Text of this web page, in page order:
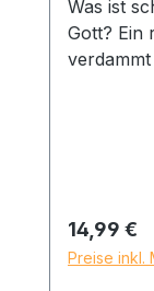
Was ist
Gott? Ein
tragischen
findet
Regulärer
14,99 €
Preise inkl.